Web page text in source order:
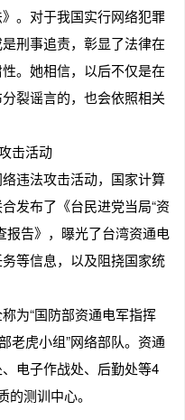
。对于我国实行网络犯罪
刑事追责，彰显了法律在
。她相信，以后不仅是在
裂谣言的，也会依照相关
击活动
违法攻击活动，国家计算
发布了《台民进党当局“资
报告》，曝光了台湾资通电
等信息，以及阻挠国家统
为“国防部资通电军指挥
老虎小组”网络部队。资通
电子作战处、后勤处等4
测训中心。